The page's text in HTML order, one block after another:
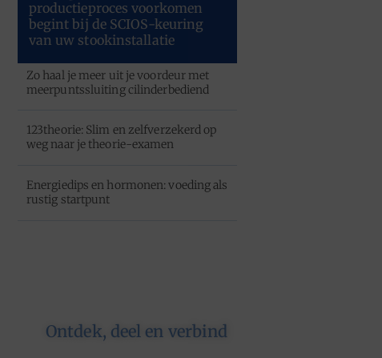
productieproces voorkomen
begint bij de SCIOS-keuring
van uw stookinstallatie
Zo haal je meer uit je voordeur met
meerpuntssluiting cilinderbediend
123theorie: Slim en zelfverzekerd op
weg naar je theorie-examen
Energiedips en hormonen: voeding als
rustig startpunt
Ontdek, deel en verbind